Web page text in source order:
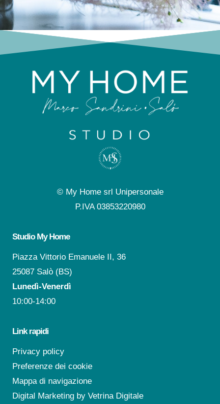
© My Home srl Unipersonale
P.IVA 03853220980
Studio My Home
Piazza Vittorio Emanuele II, 36
25087 Salò (BS)
Lunedì-Venerdì
10:00-14:00
Link rapidi
Privacy policy
Preferenze dei cookie
Mappa di navigazione
Digital Marketing by Vetrina Digitale